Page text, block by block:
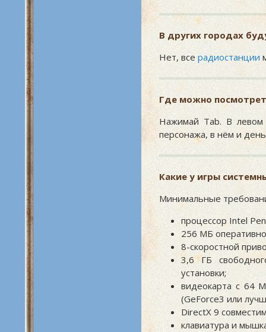
В других городах
Нет, все радиостанции
Где можно
Нажимай Tab. В левом
персонажа, в нём и
Какие у игры
Минимальные
процессор Intel
256 МБ
8-скоростной
3,6 ГБ
установки;
видеокарта с 64
(GeForce3 или
DirectX 9
клавиатура и